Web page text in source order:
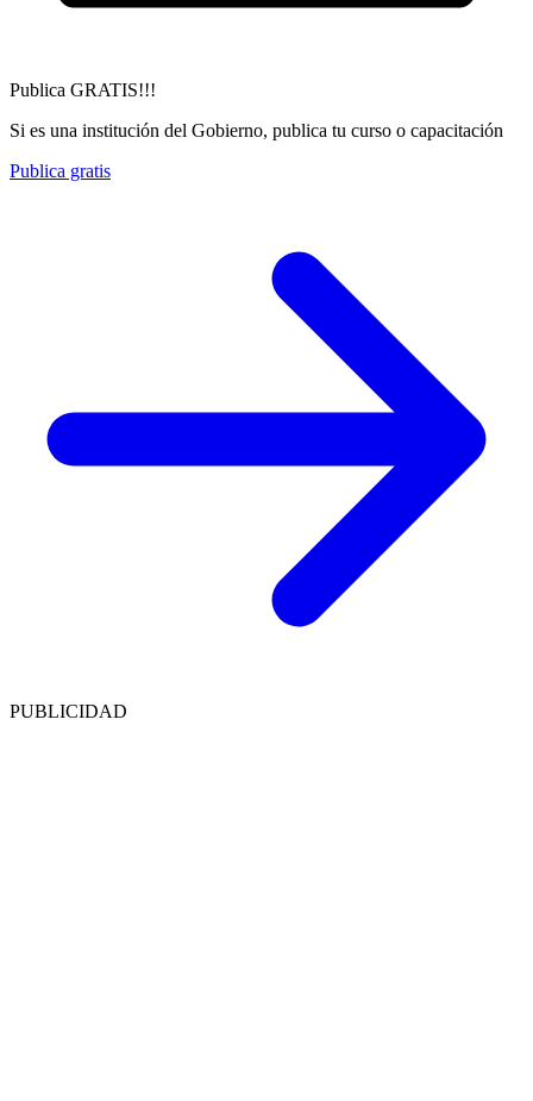
Publica GRATIS!!!
Si es una institución del Gobierno, publica tu curso o capacitación
Publica gratis
PUBLICIDAD